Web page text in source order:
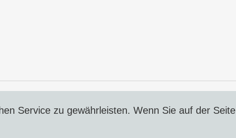
Service zu gewährleisten. Wenn Sie auf der Seite